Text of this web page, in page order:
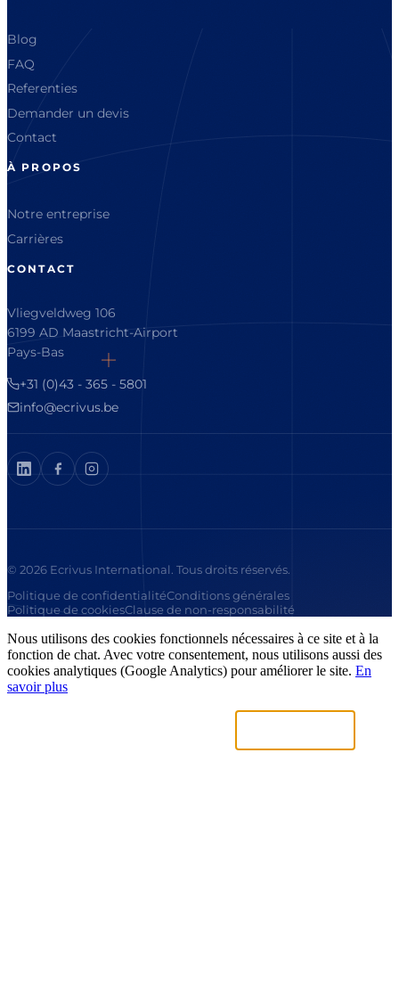
Blog
FAQ
Referenties
Demander un devis
Contact
À PROPOS
Notre entreprise
Carrières
CONTACT
Vliegveldweg 106
6199 AD Maastricht-Airport
Pays-Bas
+31 (0)43 - 365 - 5801
info@ecrivus.be
© 2026 Ecrivus International. Tous droits réservés.
Politique de confidentialitéConditions générales
Politique de cookiesClause de non-responsabilité
Nous utilisons des cookies fonctionnels nécessaires à ce site et à la
fonction de chat. Avec votre consentement, nous utilisons aussi des
cookies analytiques (Google Analytics) pour améliorer le site. En
savoir plus